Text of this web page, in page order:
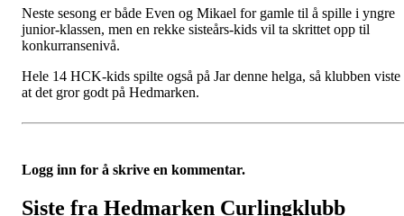
Neste sesong er både Even og Mikael for gamle til å spille i yngre
junior-klassen, men en rekke sisteårs-kids vil ta skrittet opp til
konkurransenivå.
Hele 14 HCK-kids spilte også på Jar denne helga, så klubben viste
at det gror godt på Hedmarken.
Logg inn for å skrive en kommentar.
Siste fra Hedmarken Curlingklubb